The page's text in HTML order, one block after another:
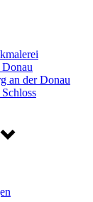
Donau
an der Donau